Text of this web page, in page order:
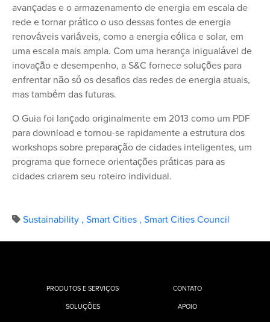
avançadas e o armazenamento de energia em escala de
rede e tornar prático o uso dessas fontes de energia
renováveis variáveis, como a energia eólica e solar, em
uma escala mais ampla. Com uma herança inigualável de
inovação e desempenho, a S&C fornece soluções para
enfrentar não só os desafios das redes de energia atuais,
mas também das futuras.
O Guia foi lançado originalmente em 2013 como um PDF
para download e tornou-se rapidamente a estrutura dos
workshops sobre preparação de cidades inteligentes, um
programa que fornece orientações práticas para as
cidades criarem seu roteiro individual.
Sustainability , Smart Cities , Smart Cities Council
PRODUTOS E SERVIÇOS
SOLUÇÕES
CONTATO
APOIO